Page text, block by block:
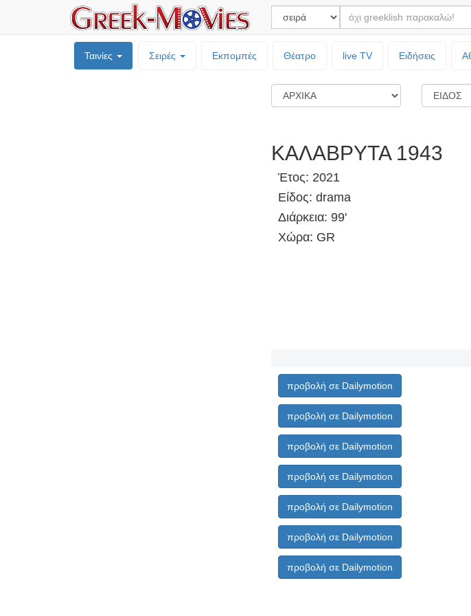
Ταινίες Σειρές Εκπομπές Θέατρο live TV Ειδήσεις
ΚΑΛΑΒΡΥΤΑ 1943
Έτος: 2021
Είδος: drama
Διάρκεια: 99'
Χώρα: GR
προβολή σε Dailymotion
προβολή σε Dailymotion
προβολή σε Dailymotion
προβολή σε Dailymotion
προβολή σε Dailymotion
προβολή σε Dailymotion
προβολή σε Dailymotion